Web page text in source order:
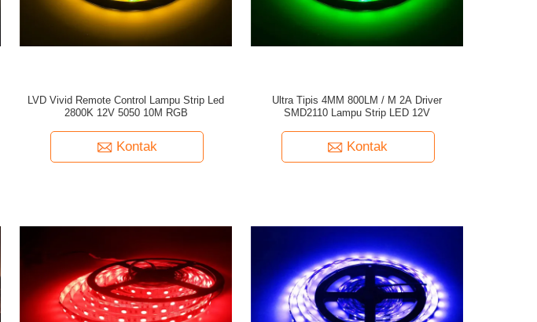
LVD Vivid Remote Control Lampu Strip Led
2800K 12V 5050 10M RGB
Kontak
Ultra Tipis 4MM 800LM / M 2A Driver
SMD2110 Lampu Strip LED 12V
Kontak